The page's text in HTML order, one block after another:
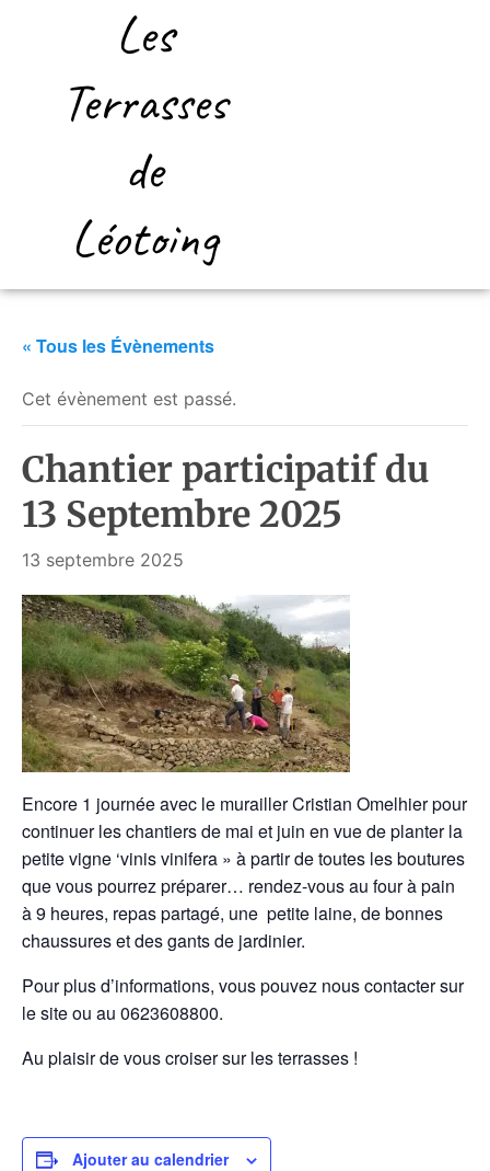
Les
Terrasses
de
Léotoing
« Tous les Évènements
Cet évènement est passé.
Chantier participatif du
13 Septembre 2025
13 septembre 2025
Encore 1 journée avec le murailler Cristian Omelhier pour
continuer les chantiers de mai et juin en vue de planter la
petite vigne ‘vinis vinifera » à partir de toutes les boutures
que vous pourrez préparer… rendez-vous au four à pain
à 9 heures, repas partagé, une petite laine, de bonnes
chaussures et des gants de jardinier.
Pour plus d’informations, vous pouvez nous contacter sur
le site ou au 0623608800.
Au plaisir de vous croiser sur les terrasses !
Ajouter au calendrier